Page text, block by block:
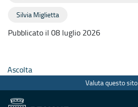
Silvia Miglietta
Pubblicato il 08 luglio 2026
Ascolta
Valuta questo sito